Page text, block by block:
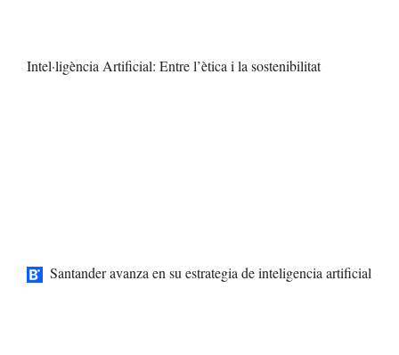
Intel·ligència Artificial: Entre l’ètica i la sostenibilitat
Santander avanza en su estrategia de inteligencia artificial